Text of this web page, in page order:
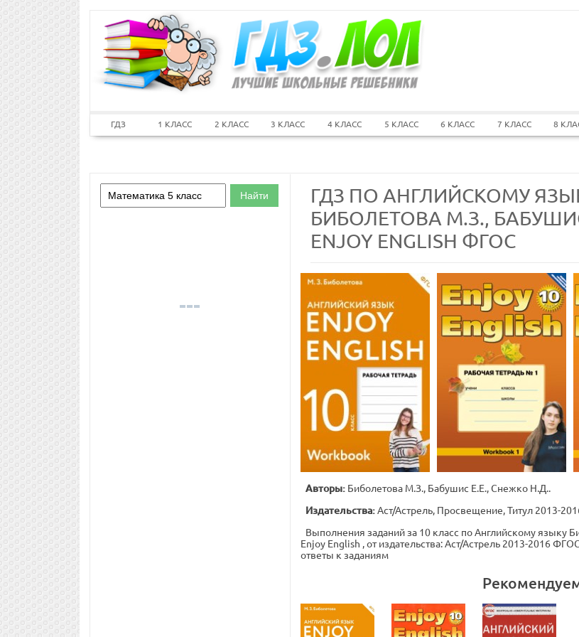
ГДЗ 1 КЛАСС 2 КЛАСС 3 КЛАСС 4 КЛАСС 5 КЛАСС 6 КЛАСС 7 КЛАСС 8
ГДЗ ПО АНГЛИЙСКОМУ
БИБОЛЕТОВА М.З.,
ENJOY ENGLISH ФГОС
Авторы: Биболетова М.З., Бабушис Е.Е., Снежко Н.Д..
Издательства:Аст/Астрель, Просвещение, Титул 2013-
Выполнения заданий за 10 класс по Английскому языку
Enjoy English , от издательства: Аст/Астрель 2013-2016
ответы к заданиям